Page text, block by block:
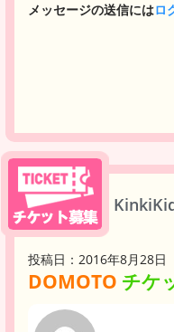
メッセージの送信にはロ
投稿日：2016年8月28日
DOMOTO チケ